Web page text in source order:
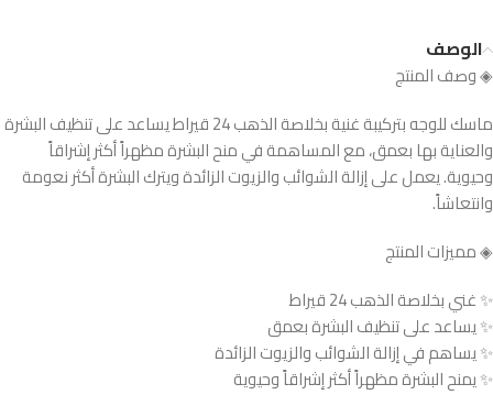
الوصف
◈ وصف المنتج
ماسك للوجه بتركيبة غنية بخلاصة الذهب 24 قيراط يساعد على تنظيف البشرة
والعناية بها بعمق، مع المساهمة في منح البشرة مظهراً أكثر إشراقاً
وحيوية. يعمل على إزالة الشوائب والزيوت الزائدة ويترك البشرة أكثر نعومة
وانتعاشاً.
◈ مميزات المنتج
✨ غني بخلاصة الذهب 24 قيراط
✨ يساعد على تنظيف البشرة بعمق
✨ يساهم في إزالة الشوائب والزيوت الزائدة
✨ يمنح البشرة مظهراً أكثر إشراقاً وحيوية